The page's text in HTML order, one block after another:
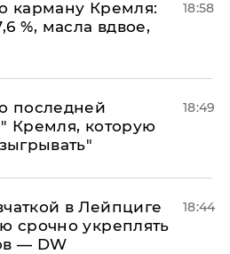
карману Кремля:
%, масла вдвое,
18:58
последней
Кремля, которую
18:49
в Лейпциге
срочно укреплять
— DW
18:44